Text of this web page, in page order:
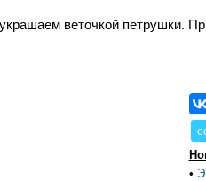
веточкой петрушки.
•